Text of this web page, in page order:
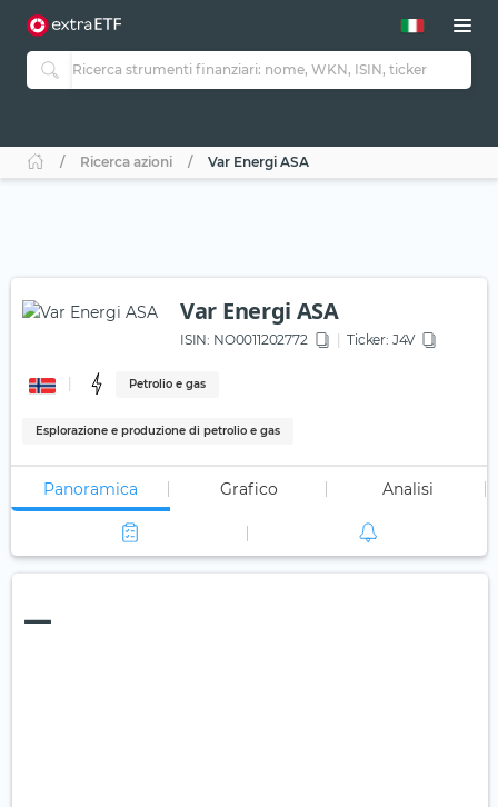
Ricerca azioni Var Energi ASA
Var Energi ASA
ISIN: NO0011202772 Ticker: J4V
Petrolio e gas
Esplorazione e produzione di petrolio e gas
Panoramica Grafico Analisi
—